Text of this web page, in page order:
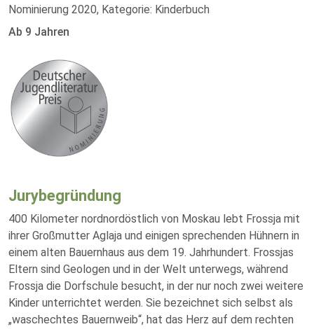
Nominierung 2020, Kategorie: Kinderbuch
Ab 9 Jahren
Jurybegründung
400 Kilometer nordnordöstlich von Moskau lebt Frossja mit
ihrer Großmutter Aglaja und einigen sprechenden Hühnern in
einem alten Bauernhaus aus dem 19. Jahrhundert. Frossjas
Eltern sind Geologen und in der Welt unterwegs, während
Frossja die Dorfschule besucht, in der nur noch zwei weitere
Kinder unterrichtet werden. Sie bezeichnet sich selbst als
„waschechtes Bauernweib“, hat das Herz auf dem rechten